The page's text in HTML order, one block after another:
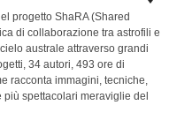
progetto ShaRA (Shared
di collaborazione tra astrofili e
australe attraverso grandi
34 autori, 493 ore di
racconta immagini, tecniche,
spettacolari meraviglie del